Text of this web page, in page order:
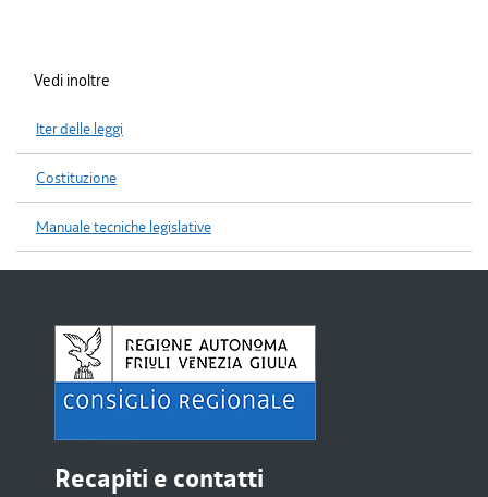
Vedi inoltre
Iter delle leggi
Costituzione
Manuale tecniche legislative
Recapiti e contatti